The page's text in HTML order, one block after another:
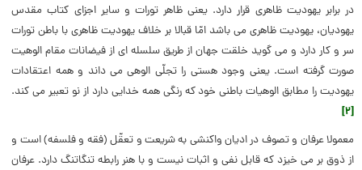
در برابر یهودیت ظاهری قرار دارد. یعنی ظاهر تورات و سایر اجزای کتاب مقدس
یهودیان، یهودیت ظاهری می باشد امّا قبالا بر خلاف یهودیت ظاهری با باطن تورات
سر و کار دارد و می گوید خلقت جهان از طریق سلسله ای از فیضانات مقام الوهیت
صورت گرفته است. یعنی وجود هستی را تجلّی الوهی می داند و همه اعتقادات
یهودیت را مطابق الوهیات باطنی خود که رنگی همه خدایی دارد از نو تعبیر می کند.
[۲]
معمولا عرفان و تصوف در ادیان واکنشی به شریعت و تعقّل (فقه و فلسفه) است و
از ذوق بر می خیزد که قابل نفی و اثبات نیست و با هنر رابطه تنگاتنگ دارد. عرفان